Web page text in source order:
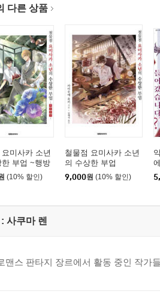
다른 상품
미사카 소년
한 부업 ~행방
(10% 할인)
철물점 요미사카 소년
의 수상한 부업
9,000원 (10% 할인)
사쿠마 렌
맨스 판타지 장르에서 활동 중인 작가